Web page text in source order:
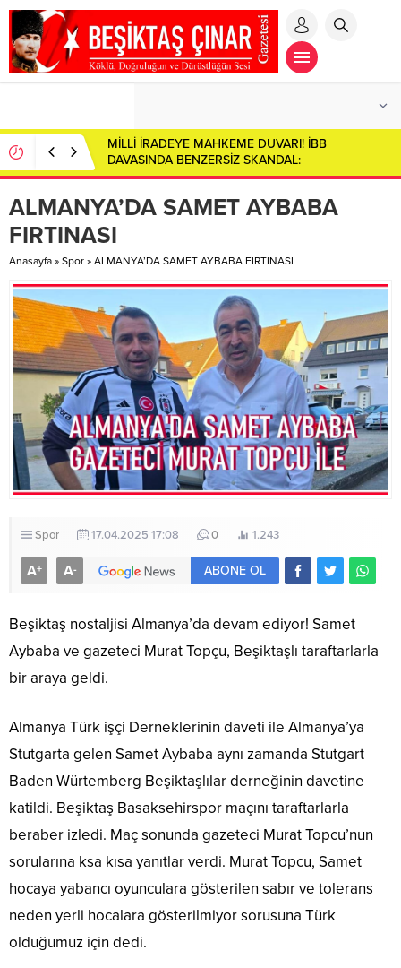
MİLLİ İRADEYE MAHKEME DUVARI! İBB
DAVASINDA BENZERSİZ SKANDAL:
CUMHURBAŞKANI ADAYI İMAMOĞLU SALONDAN
ALMANYA’DA SAMET AYBABA
FIRTINASI
Anasayfa » Spor » ALMANYA’DA SAMET AYBABA FIRTINASI
Spor 17.04.2025 17:08 0 1.243
A+ A- ABONE OL
Beşiktaş nostaljisi Almanya’da devam ediyor! Samet
Aybaba ve gazeteci Murat Topçu, Beşiktaşlı taraftarlarla
bir araya geldi.
Almanya Türk işçi Derneklerinin daveti ile Almanya’ya
Stutgarta gelen Samet Aybaba aynı zamanda Stutgart
Baden Würtemberg Beşiktaşlılar derneğinin davetine
katildi. Beşiktaş Basaksehirspor maçını taraftarlarla
beraber izledi. Maç sonunda gazeteci Murat Topcu’nun
sorularına ksa kısa yanıtlar verdi. Murat Topcu, Samet
hocaya yabancı oyunculara gösterilen sabır ve tolerans
neden yerli hocalara gösterilmiyor sorusuna Türk
olduğumuz için dedi.